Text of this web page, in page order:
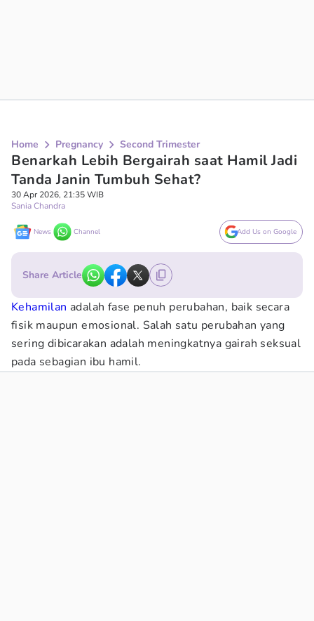
Home Pregnancy Second Trimester
Benarkah Lebih Bergairah saat Hamil Jadi
Tanda Janin Tumbuh Sehat?
30 Apr 2026, 21:35 WIB
Sania Chandra
News Channel Add Us on Google
Share Article
Kehamilan adalah fase penuh perubahan, baik secara
fisik maupun emosional. Salah satu perubahan yang
sering dibicarakan adalah meningkatnya gairah seksual
pada sebagian ibu hamil.